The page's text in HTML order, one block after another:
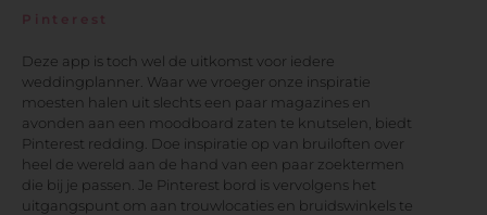
Pinterest
Deze app is toch wel de uitkomst voor iedere
weddingplanner. Waar we vroeger onze inspiratie
moesten halen uit slechts een paar magazines en
avonden aan een moodboard zaten te knutselen, biedt
Pinterest redding. Doe inspiratie op van bruiloften over
heel de wereld aan de hand van een paar zoektermen
die bij je passen. Je Pinterest bord is vervolgens het
uitgangspunt om aan trouwlocaties en bruidswinkels te